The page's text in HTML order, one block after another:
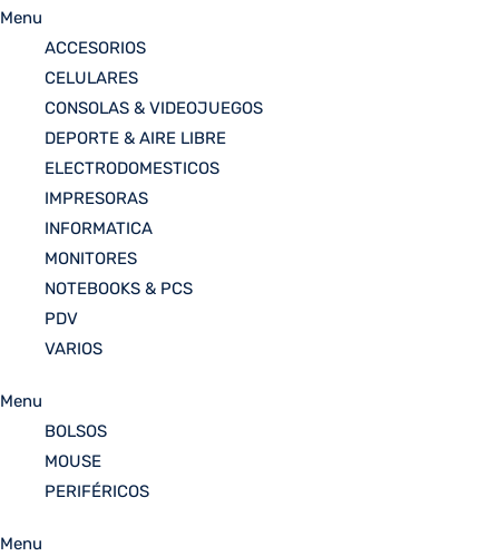
Menu
ACCESORIOS
CELULARES
CONSOLAS & VIDEOJUEGOS
DEPORTE & AIRE LIBRE
ELECTRODOMESTICOS
IMPRESORAS
INFORMATICA
MONITORES
NOTEBOOKS & PCS
PDV
VARIOS
Menu
BOLSOS
MOUSE
PERIFÉRICOS
Menu